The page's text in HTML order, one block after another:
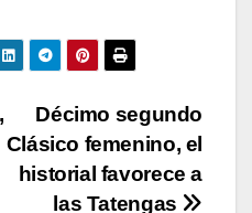
ar
tir
Décimo segundo
Clásico femenino, el
historial favorece a
las Tatengas